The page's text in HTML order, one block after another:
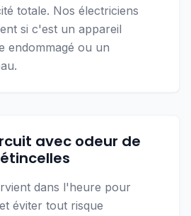
totale. Nos électriciens
si c'est un appareil
endommagé ou un
avec odeur de
dans l'heure pour
éviter tout risque